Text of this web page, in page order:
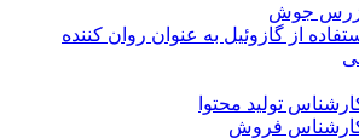
جوش
از گازوئیل به عنوان روان کننده
تولید محتوا
کارشناس فروش